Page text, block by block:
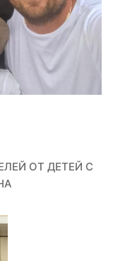
ОТ ДЕТЕЙ С